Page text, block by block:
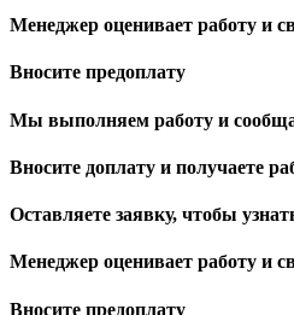
Менеджер оценивает работу и
Вносите предоплату
Мы выполняем работу и
Вносите доплату и получаете
Оставляете заявку, чтобы
Менеджер оценивает работу и
Вносите предоплату